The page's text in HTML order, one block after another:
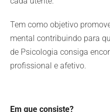
Tem como objetivo
mental contribuindo para
de Psicologia consiga
profissional e afetivo.
Em que consiste?